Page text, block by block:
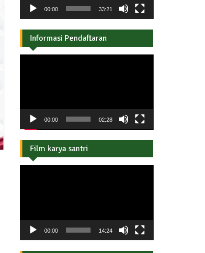
00:00 33:21
Informasi Pendaftaran
00:00 02:28
Film karya santri
00:00 14:24